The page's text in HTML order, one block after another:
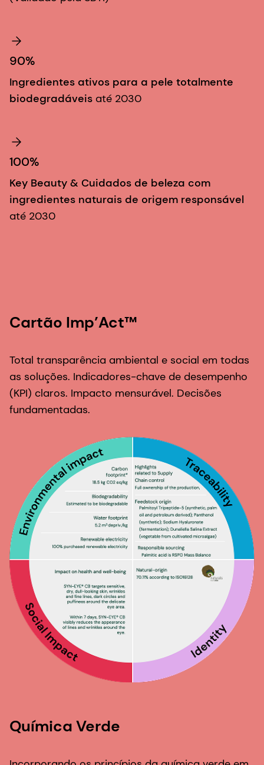
90%
Ingredientes ativos para a pele totalmente
biodegradáveis até 2030
100%
Key Beauty & Cuidados de beleza com
ingredientes naturais de origem responsável
até 2030
Cartão Imp’Act™
Total transparência ambiental e social em todas
as soluções. Indicadores-chave de desempenho
(KPI) claros. Impacto mensurável. Decisões
fundamentadas.
Química Verde